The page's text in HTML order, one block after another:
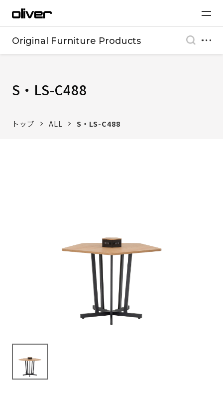
Original Furniture Products
S・LS-C488
トップ ALL S・LS-C488